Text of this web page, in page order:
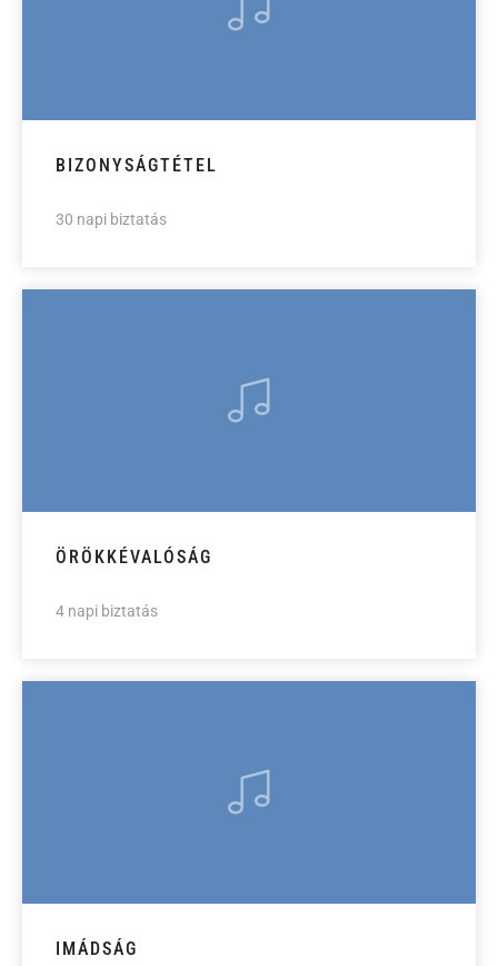
BIZONYSÁGTÉTEL
30 napi biztatás
ÖRÖKKÉVALÓSÁG
4 napi biztatás
IMÁDSÁG